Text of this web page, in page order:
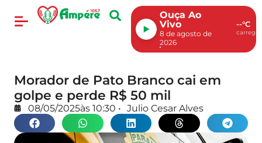
Ouça Ao
Vivo
8 de agosto de
2026
--°C
Morador de Pato Branco cai em
golpe e perde R$ 50 mil
08/05/2025às 10:30 • Julio Cesar Alves